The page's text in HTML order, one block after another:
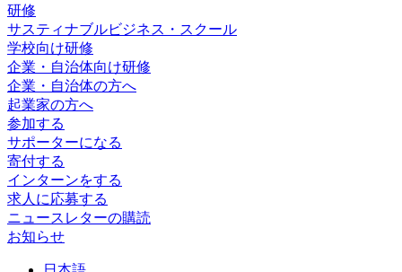
研修
サスティナブルビジネス・スクール
学校向け研修
企業・自治体向け研修
企業・自治体の方へ
起業家の方へ
参加する
サポーターになる
寄付する
インターンをする
求人に応募する
ニュースレターの購読
お知らせ